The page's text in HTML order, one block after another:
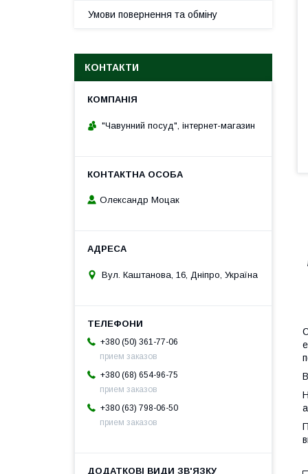
Умови повернення та обміну
КОНТАКТИ
"Чавунний посуд", інтернет-магазин
Олександр Моцак
Вул. Каштанова, 16, Дніпро, Україна
+380 (50) 361-77-06
прием заказов
+380 (68) 654-96-75
прием заказов
+380 (63) 798-06-50
прием заказов